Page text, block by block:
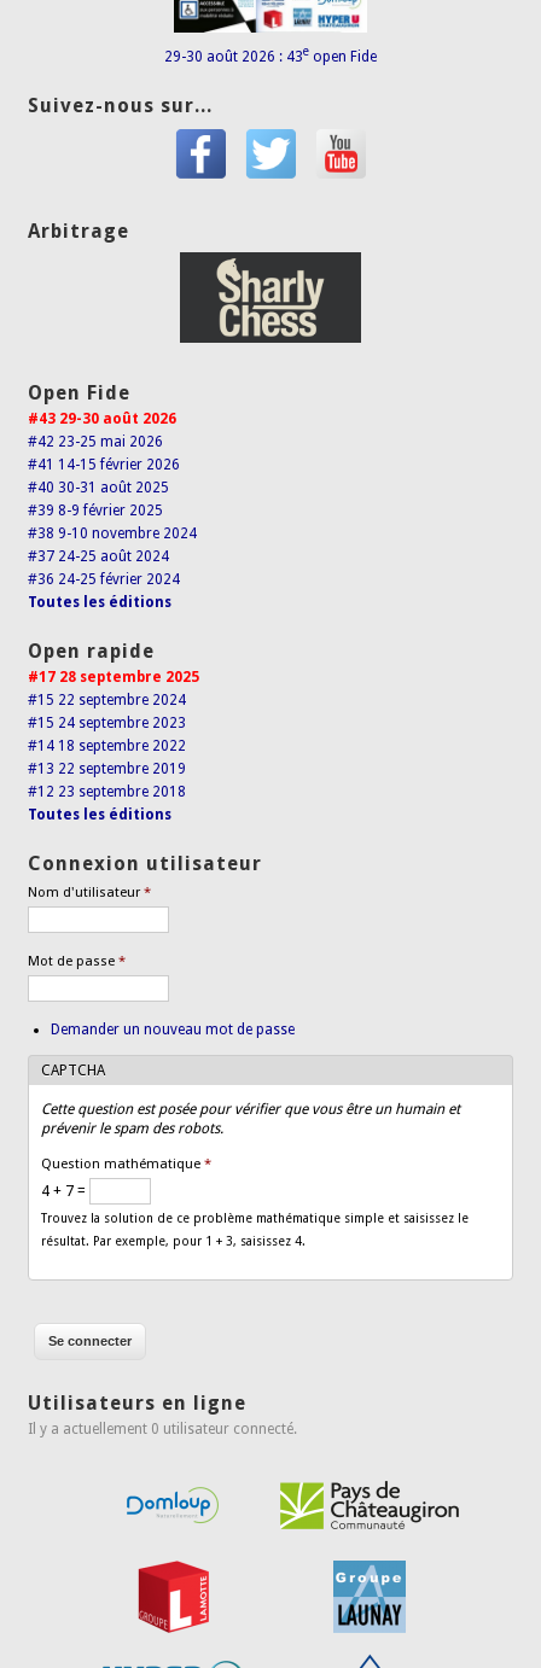
29-30 août 2026 : 43e open Fide
Suivez-nous sur...
Arbitrage
Open Fide
#43 29-30 août 2026
#42 23-25 mai 2026
#41 14-15 février 2026
#40 30-31 août 2025
#39 8-9 février 2025
#38 9-10 novembre 2024
#37 24-25 août 2024
#36 24-25 février 2024
Toutes les éditions
Open rapide
#17 28 septembre 2025
#15 22 septembre 2024
#15 24 septembre 2023
#14 18 septembre 2022
#13 22 septembre 2019
#12 23 septembre 2018
Toutes les éditions
Connexion utilisateur
Nom d'utilisateur*
Mot de passe*
Demander un nouveau mot de passe
CAPTCHA
Cette question est posée pour vérifier que vous être un humain et
prévenir le spam des robots.
Question mathématique*
4 + 7 =
Trouvez la solution de ce problème mathématique simple et saisissez le
résultat. Par exemple, pour 1 + 3, saisissez 4.
Utilisateurs en ligne
Il y a actuellement 0 utilisateur connecté.